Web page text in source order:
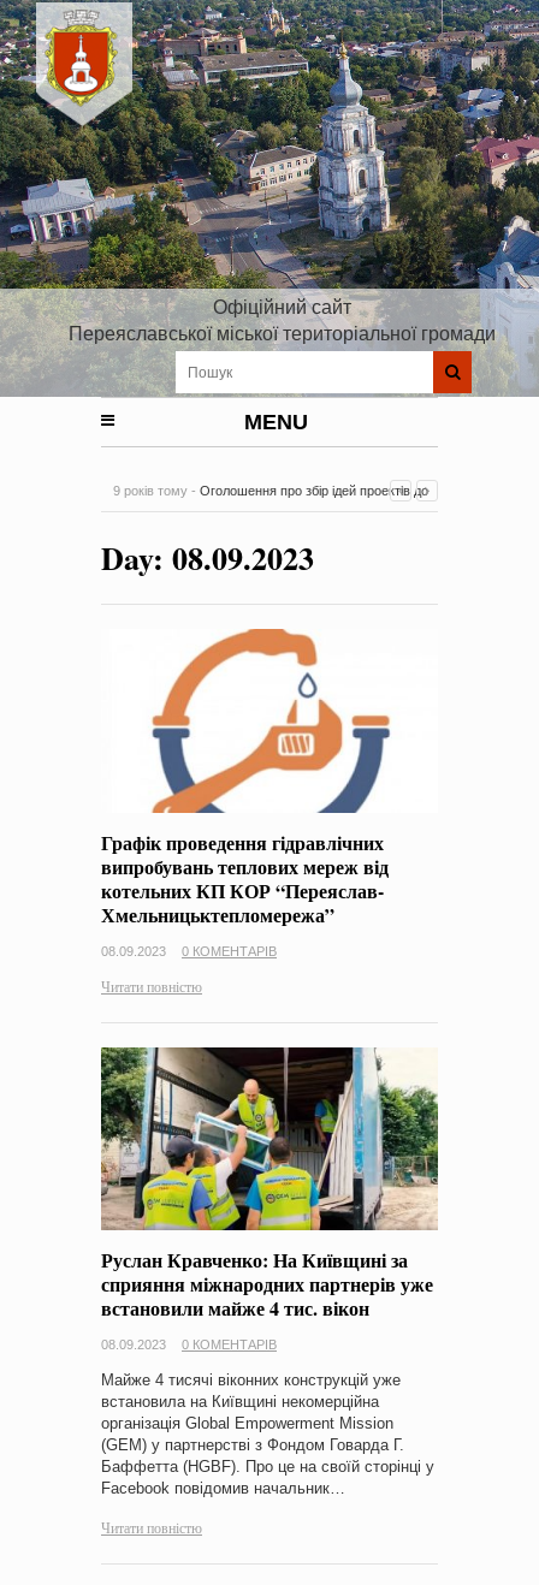
Офіційний сайт
Переяславської міської територіальної громади
MENU
9 років тому - Оголошення про збір ідей проектів до
на період 2018 – 2020 роки Оголошення про збір ідей
проектів
0 Коментарів
Day: 08.09.2023
Графік проведення гідравлічних
випробувань теплових мереж від
котельних КП КОР “Переяслав-
Хмельницьктепломережа”
08.09.2023 0 КОМЕНТАРІВ
Читати повністю
Руслан Кравченко: На Київщині за
сприяння міжнародних партнерів уже
встановили майже 4 тис. вікон
08.09.2023 0 КОМЕНТАРІВ
Майже 4 тисячі віконних конструкцій уже
встановила на Київщині некомерційна
організація Global Empowerment Mission
(GEM) у партнерстві з Фондом Говарда Г.
Баффетта (HGBF). Про це на своїй сторінці у
Facebook повідомив начальник…
Читати повністю